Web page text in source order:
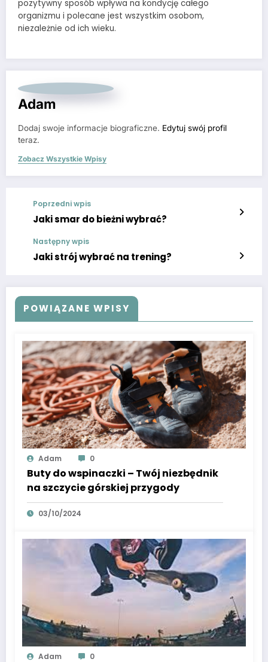
pozytywny sposób wpływa na kondycję całego
organizmu i polecane jest wszystkim osobom,
niezależnie od ich wieku.
Adam
Dodaj swoje informacje biograficzne. Edytuj swój profil
teraz.
Zobacz Wszystkie Wpisy
Poprzedni wpis
Jaki smar do bieżni wybrać?
Następny wpis
Jaki strój wybrać na trening?
POWIĄZANE WPISY
Adam 0
Buty do wspinaczki – Twój niezbędnik
na szczycie górskiej przygody
03/10/2024
Adam 0